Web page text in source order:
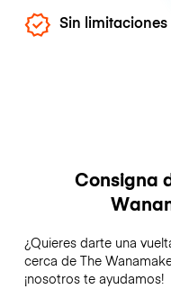
Sin
Consigna
¿Quieres darte una
cerca de The
¡nosotros te ayudamos!